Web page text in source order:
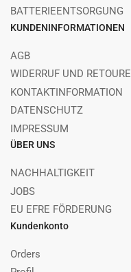
BATTERIEENTSORGUNG
KUNDENINFORMATIONEN
AGB
WIDERRUF UND RETOURE
KONTAKTINFORMATION
DATENSCHUTZ
IMPRESSUM
ÜBER UNS
NACHHALTIGKEIT
JOBS
EU EFRE FÖRDERUNG
Kundenkonto
Orders